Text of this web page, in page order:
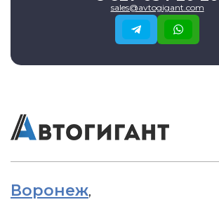
sales@avtogigant.com
Воронеж,